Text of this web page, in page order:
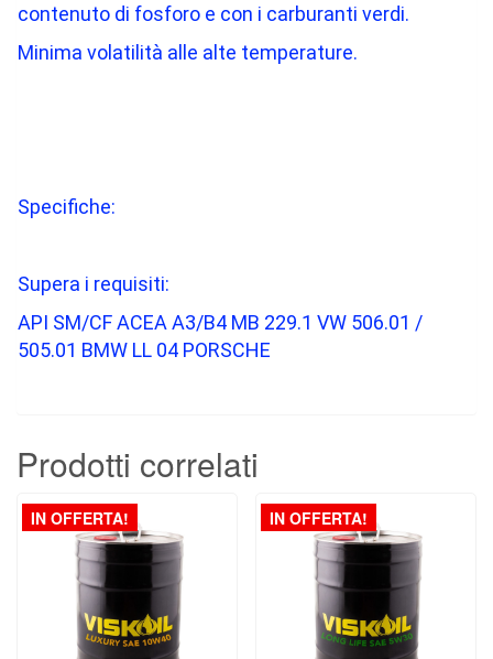
contenuto di fosforo e con i carburanti verdi.
Minima volatilità alle alte temperature.
Specifiche:
Supera i requisiti:
API SM/CF ACEA A3/B4 MB 229.1 VW 506.01 /
505.01 BMW LL 04 PORSCHE
Prodotti correlati
IN OFFERTA! IN OFFERTA!